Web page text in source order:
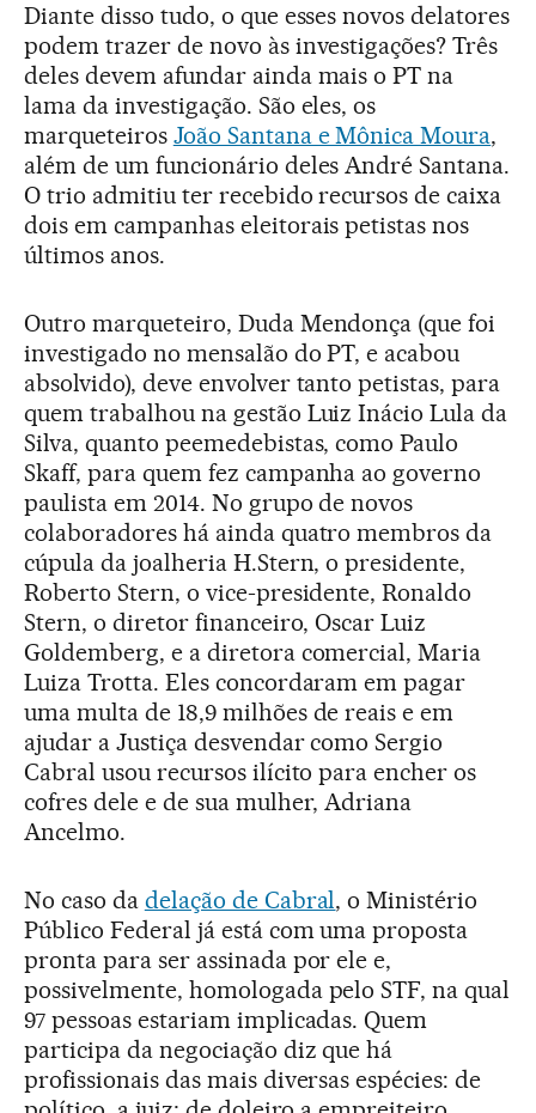
Diante disso tudo, o que esses novos delatores
podem trazer de novo às investigações? Três
deles devem afundar ainda mais o PT na
lama da investigação. São eles, os
marqueteiros João Santana e Mônica Moura,
além de um funcionário deles André Santana.
O trio admitiu ter recebido recursos de caixa
dois em campanhas eleitorais petistas nos
últimos anos.
Outro marqueteiro, Duda Mendonça (que foi
investigado no mensalão do PT, e acabou
absolvido), deve envolver tanto petistas, para
quem trabalhou na gestão Luiz Inácio Lula da
Silva, quanto peemedebistas, como Paulo
Skaff, para quem fez campanha ao governo
paulista em 2014. No grupo de novos
colaboradores há ainda quatro membros da
cúpula da joalheria H.Stern, o presidente,
Roberto Stern, o vice-presidente, Ronaldo
Stern, o diretor financeiro, Oscar Luiz
Goldemberg, e a diretora comercial, Maria
Luiza Trotta. Eles concordaram em pagar
uma multa de 18,9 milhões de reais e em
ajudar a Justiça desvendar como Sergio
Cabral usou recursos ilícito para encher os
cofres dele e de sua mulher, Adriana
Ancelmo.
No caso da delação de Cabral, o Ministério
Público Federal já está com uma proposta
pronta para ser assinada por ele e,
possivelmente, homologada pelo STF, na qual
97 pessoas estariam implicadas. Quem
participa da negociação diz que há
profissionais das mais diversas espécies: de